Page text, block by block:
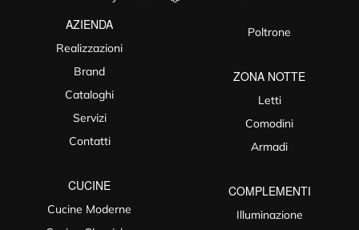
AZIENDA
Realizzazioni
Brand
Cataloghi
Servizi
Contatti
CUCINE
Cucine Moderne
Poltrone
ZONA NOTTE
Letti
Comodini
Armadi
COMPLEMENTI
Illuminazione